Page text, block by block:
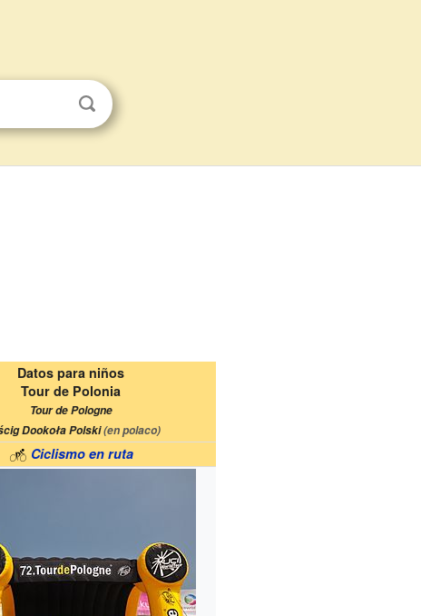
Datos para niños
Tour de Polonia
Tour de Pologne
Dookoła Polski(en polaco)
Ciclismo en ruta